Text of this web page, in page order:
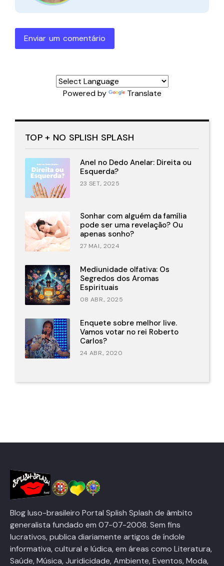
Enviar um comentário
Powered by Translate
TOP + NO SPLISH SPLASH
Anel no Dedo Anelar: Direita ou
Esquerda?
23 SET., 2025
Sonhar com alguém da família
pode ser uma revelação? Ou
apenas sonho?
27 MAI., 2024
Mediunidade olfativa: Os
Segredos dos Aromas
Espirituais
08 ABR., 2025
Enquete sobre melhor live.
Vamos votar no rei Roberto
Carlos?
24 ABR., 2020
Blog luso-brasileiro Portal Splish Splash de âmbito
generalista fundado em 07-07-2008. Sem fins
lucrativos, publica diariamente artigos de índole
informativa, cultural e lúdica, em áreas como Literatura,
Saúde, Música, Juridicidade, Ambiente, Eventos, Moda,